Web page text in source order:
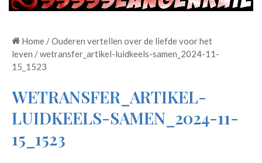
Home /Ouderen vertellen over de liefde voor het
leven /wetransfer_artikel-luidkeels-samen_2024-11-
15_1523
WETRANSFER_ARTIKEL-
LUIDKEELS-SAMEN_2024-11-
15_1523